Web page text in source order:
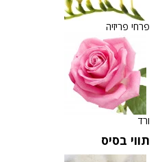
פרחי פריזיה
ורד
תווי בסיס